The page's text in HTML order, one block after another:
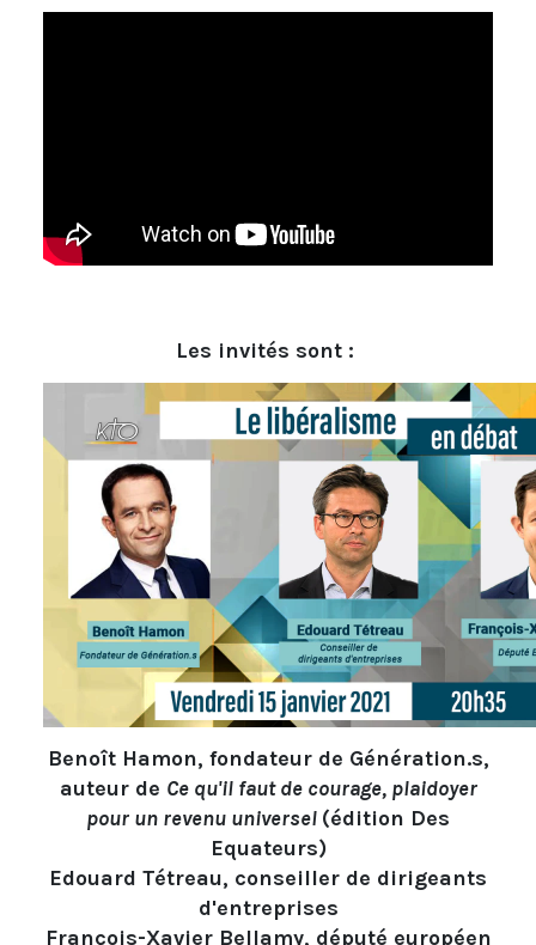
Les invités sont :
Benoît Hamon, fondateur de Génération.s,
auteur de Ce qu'il faut de courage, plaidoyer
pour un revenu universel (édition Des
Equateurs)
Edouard Tétreau, conseiller de dirigeants
d'entreprises
François-Xavier Bellamy, député européen